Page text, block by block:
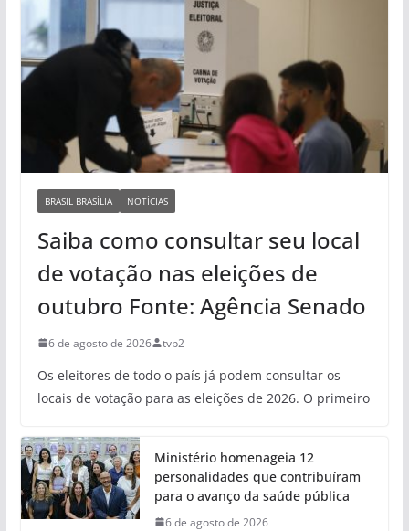
BRASIL BRASÍLIA NOTÍCIAS
Saiba como consultar seu local
de votação nas eleições de
outubro Fonte: Agência Senado
6 de agosto de 2026 tvp2
Os eleitores de todo o país já podem consultar os
locais de votação para as eleições de 2026. O primeiro
Ministério homenageia 12
personalidades que contribuíram
para o avanço da saúde pública
6 de agosto de 2026